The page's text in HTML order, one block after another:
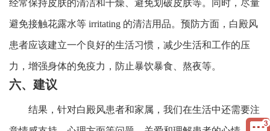
经常保持皮肤的清洁和干燥、避免划破皮肤等。同时，尽量
避免接触花露水等 irritating 的清洁用品。预防方面，白殿风
患者应该建立一个良好的生活习惯，减少生活和工作的压
力，增强身体的免疫力，防止暴饮暴食、熬夜等。
六、建议
结果，针对白殿风患者和家属，我们在生活中还需要注